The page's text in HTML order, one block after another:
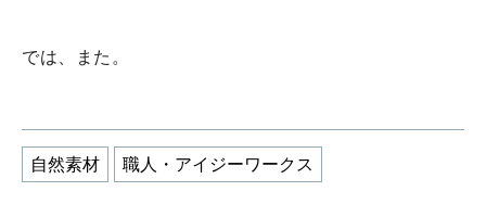
では、また。
自然素材 職人・アイジーワークス